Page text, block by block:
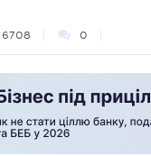
6708 0